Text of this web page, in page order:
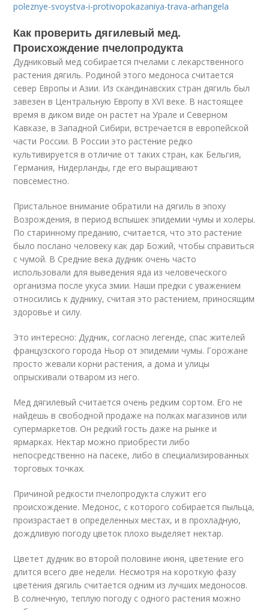
poleznye-svoystva-i-protivopokazaniya-trava-arhangela
Как проверить дягилевый мед.
Происхождение пчелопродукта
Дудниковый мед собирается пчелами с лекарственного
растения дягиль. Родиной этого медоноса считается
север Европы и Азии. Из скандинавских стран дягиль был
завезен в Центральную Европу в XVI веке. В настоящее
время в диком виде он растет на Урале и Северном
Кавказе, в Западной Сибири, встречается в европейской
части России. В России это растение редко
культивируется в отличие от таких стран, как Бельгия,
Германия, Нидерланды, где его выращивают
повсеместно.
Пристальное внимание обратили на дягиль в эпоху
Возрождения, в период вспышек эпидемии чумы и холеры.
По старинному преданию, считается, что это растение
было послано человеку как дар Божий, чтобы справиться
с чумой. В Средние века дудник очень часто
использовали для выведения яда из человеческого
организма после укуса змии. Наши предки с уважением
относились к дуднику, считая это растением, приносящим
здоровье и силу.
Это интересно: Дудник, согласно легенде, спас жителей
французского города Ньор от эпидемии чумы. Горожане
просто жевали корни растения, а дома и улицы
опрыскивали отваром из него.
Мед дягилевый считается очень редким сортом. Его не
найдешь в свободной продаже на полках магазинов или
супермаркетов. Он редкий гость даже на рынке и
ярмарках. Нектар можно приобрести либо
непосредственно на пасеке, либо в специализированных
торговых точках.
Причиной редкости пчелопродукта служит его
происхождение. Медонос, с которого собирается пыльца,
произрастает в определенных местах, и в прохладную,
дождливую погоду цветок плохо выделяет нектар.
Цветет дудник во второй половине июня, цветение его
длится всего две недели. Несмотря на короткую фазу
цветения дягиль считается одним из лучших медоносов.
В солнечную, теплую погоду с одного растения можно